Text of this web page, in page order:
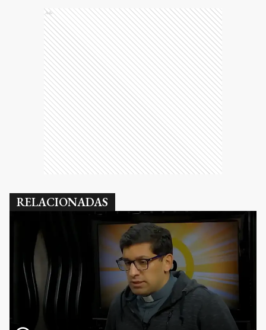
Ads
RELACIONADAS